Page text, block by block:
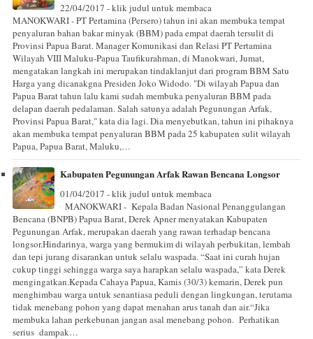
22/04/2017 - klik judul untuk membaca
MANOKWARI - PT Pertamina (Persero) tahun ini akan membuka tempat
penyaluran bahan bakar minyak (BBM) pada empat daerah tersulit di
Provinsi Papua Barat. Manager Komunikasi dan Relasi PT Pertamina
Wilayah VIII Maluku-Papua Taufikurahman, di Manokwari, Jumat,
mengatakan langkah ini merupakan tindaklanjut dari program BBM Satu
Harga yang dicanakgna Presiden Joko Widodo. "Di wilayah Papua dan
Papua Barat tahun lalu kami sudah membuka penyaluran BBM pada
delapan daerah pedalaman. Salah satunya adalah Pegunungan Arfak,
Provinsi Papua Barat," kata dia lagi. Dia menyebutkan, tahun ini pihaknya
akan membuka tempat penyaluran BBM pada 25 kabupaten sulit wilayah
Papua, Papua Barat, Maluku,…
Kabupaten Pegunungan Arfak Rawan Bencana Longsor
01/04/2017 - klik judul untuk membaca
MANOKWARI - Kepala Badan Nasional Penanggulangan
Bencana (BNPB) Papua Barat, Derek Apner menyatakan Kabupaten
Pegunungan Arfak, merupakan daerah yang rawan terhadap bencana
longsor.Hindarinya, warga yang bermukim di wilayah perbukitan, lembah
dan tepi jurang disarankan untuk selalu waspada. “Saat ini curah hujan
cukup tinggi sehingga warga saya harapkan selalu waspada,” kata Derek
mengingatkan.Kepada Cahaya Papua, Kamis (30/3) kemarin, Derek pun
menghimbau warga untuk senantiasa peduli dengan lingkungan, terutama
tidak menebang pohon yang dapat menahan arus tanah dan air.“Jika
membuka lahan perkebunan jangan asal menebang pohon. Perhatikan
serius dampak…